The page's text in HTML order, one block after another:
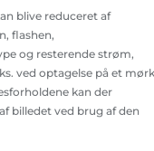
blive reduceret af
flashen,
og resterende strøm,
ved optagelse på et
kan der
billedet ved brug af den